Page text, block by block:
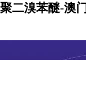
聚二溴苯醚-澳